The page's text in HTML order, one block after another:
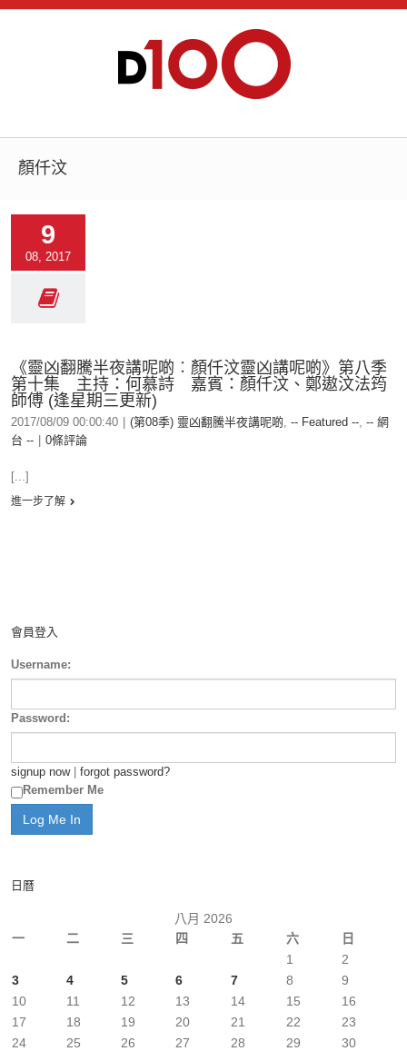
顏仟汶
9
08, 2017
《靈凶翻騰半夜講呢啲︰顏仟汶靈凶講呢啲》第八季
第十集 主持：何慕詩 嘉賓：顏仟汶、鄭遨汶法筠
師傅 (逢星期三更新)
2017/08/09 00:00:40 (第08季) 靈凶翻騰半夜講呢啲, -- Featured --, -- 網
台 --
0條評論
[...]
進一步了解
會員登入
Username:
Password:
signup now| forgot password?
Remember Me
日曆
八月 2026
一
二 三 四 五 六 日
1
2
3
4 5 6 7 8
9
10
11 12 13 14 15
16
17
18 19 20 21 22
23
24
25 26 27 28 29
30